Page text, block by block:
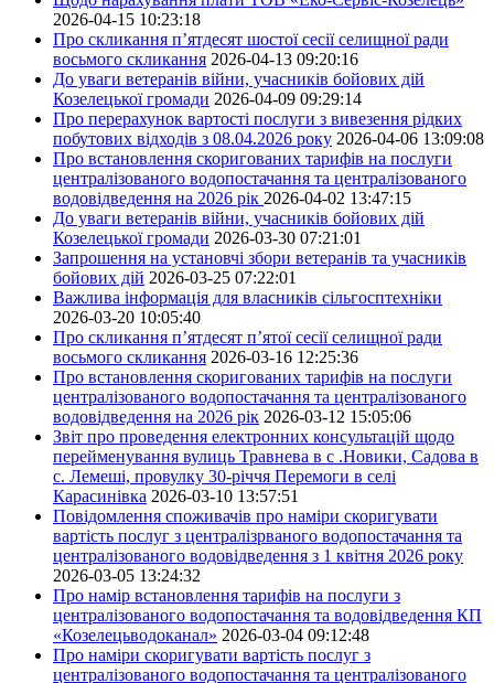
2026-04-15 10:23:18
Про скликання п’ятдесят шостої сесії селищної ради
восьмого скликання 2026-04-13 09:20:16
До уваги ветеранів війни, учасників бойових дій
Козелецької громади 2026-04-09 09:29:14
Про перерахунок вартості послуги з вивезення рідких
побутових відходів з 08.04.2026 року 2026-04-06 13:09:08
Про встановлення скоригованих тарифів на послуги
централізованого водопостачання та централізованого
водовідведення на 2026 рік 2026-04-02 13:47:15
До уваги ветеранів війни, учасників бойових дій
Козелецької громади 2026-03-30 07:21:01
Запрошення на установчі збори ветеранів та учасників
бойових дій 2026-03-25 07:22:01
Важлива інформація для власників сільгосптехніки
2026-03-20 10:05:40
Про скликання п’ятдесят п’ятої сесії селищної ради
восьмого скликання 2026-03-16 12:25:36
Про встановлення скоригованих тарифів на послуги
централізованого водопостачання та централізованого
водовідведення на 2026 рік 2026-03-12 15:05:06
Звіт про проведення електронних консультацій щодо
перейменування вулиць Травнева в с .Новики, Садова в
с. Лемеші, провулку 30-річчя Перемоги в селі
Карасинівка 2026-03-10 13:57:51
Повідомлення споживачів про наміри скоригувати
вартість послуг з централізрваного водопостачання та
централізованого водовідведення з 1 квітня 2026 року
2026-03-05 13:24:32
Про намір встановлення тарифів на послуги з
централізованого водопостачання та водовідведення КП
«Козелецьводоканал» 2026-03-04 09:12:48
Про наміри скоригувати вартість послуг з
централізованого водопостачання та централізованого